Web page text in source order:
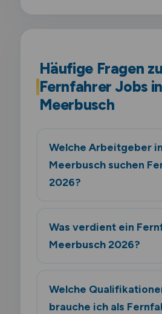
Häufige Fragen zu
Fernfahrer Jobs in
Meerbusch
Welche Arbeitgeber in
Meerbusch suchen
2026?
Was verdient ein
Meerbusch 2026?
Welche
brauche ich als